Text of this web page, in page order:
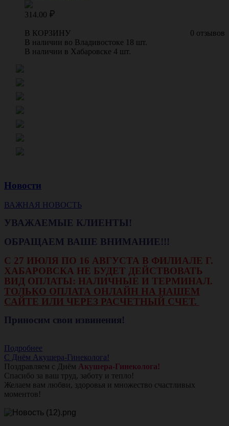
314.00
0 отзывов
В КОРЗИНУ
В наличии во Владивостоке 18 шт.
В наличии в Хабаровске 4 шт.
Новости
ВАЖНАЯ НОВОСТЬ
УВАЖАЕМЫЕ КЛИЕНТЫ!
ОБРАЩАЕМ ВАШЕ ВНИМАНИЕ!!!
С 27 ИЮЛЯ ПО 16 АВГУСТА В ФИЛИАЛЕ Г.
ХАБАРОВСКА НЕ БУДЕТ ДЕЙСТВОВАТЬ
ВИД ОПЛАТЫ: НАЛИЧНЫЕ И ТЕРМИНАЛ.
ТОЛЬКО ОПЛАТА ОНЛАЙН НА НАШЕМ
САЙТЕ ИЛИ ЧЕРЕЗ РАСЧЕТНЫЙ СЧЕТ.
Приносим свои извинения!
Подробнее
С Днём Акушера-Гинеколога!
Поздравляем с Днём Акушера-Гинеколога!
Спасибо за ваш труд, заботу и тепло!
Желаем вам любви, здоровья и множество счастливых
моментов!